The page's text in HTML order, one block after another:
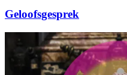
Geloofsgesprek